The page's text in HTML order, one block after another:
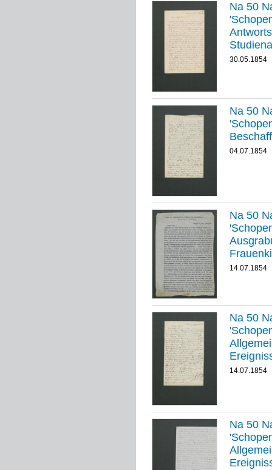
Na 50
30.05.1854
Na 50
04.07.1854
Na 50
14.07.1854
Na 50
14.07.1854
Na 50